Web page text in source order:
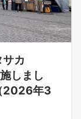
カ
しまし
2026年3